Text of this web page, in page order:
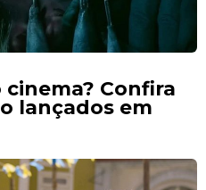
Confira
lançados em